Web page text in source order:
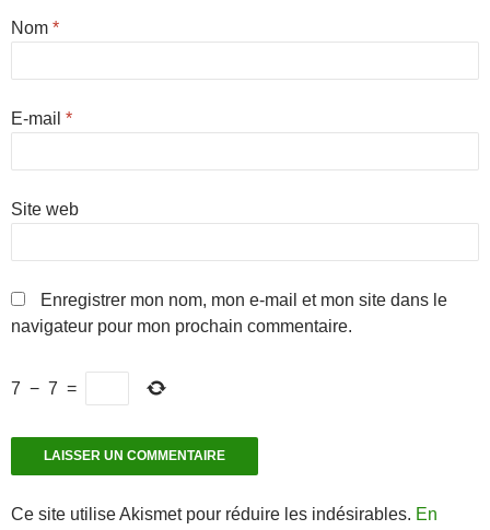
Nom *
E-mail *
Site web
Enregistrer mon nom, mon e-mail et mon site dans le
navigateur pour mon prochain commentaire.
7 − 7 =
Ce site utilise Akismet pour réduire les indésirables. En